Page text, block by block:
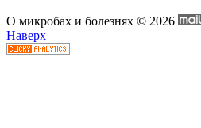
О микробах и болезнях © 2026
Наверх